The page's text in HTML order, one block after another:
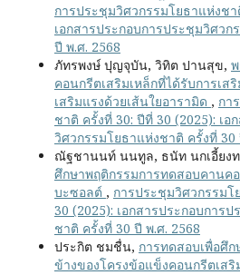
การประชุมวิศวกรรมโยธาแห่งช
เอกสารประกอบการประชุมวิศว
ปี พ.ศ. 2568
ภัทรพงษ์ ปุญจุบัน, วิทิต ปานสุข,
คอนกรีตเสริมเหล็กที่ได้รับการเส
เสริมแรงด้วยเส้นใยอารามิด , กา
ชาติ ครั้งที่ 30: ปีที่ 30 (2025): เอ
วิศวกรรมโยธาแห่งชาติ ครั้งที่ 30
ณัฐชานนท์ นนทูล, ธนัท นกเอี้ยง
ศึกษาพฤติกรรมการทดสอบคานค
บะซอลต์ , การประชุมวิศวกรรม
30 (2025): เอกสารประกอบการ
ชาติ ครั้งที่ 30 ปี พ.ศ. 2568
ประกิต ชมชื่น, การทดสอบเพื่อศึ
ข้างของโครงข้อแข็งคอนกรีตเสริ